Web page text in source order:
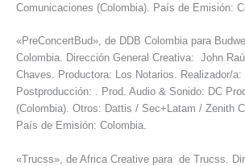
Comunicaciones (Colombia). País de Emisión:
«PreConcertBud», de DDB Colombia para
Colombia. Dirección General Creativa: John
Chaves. Productora: Los Notarios. Realizador/a:
Postproducción: . Prod. Audio & Sonido: DC
(Colombia). Otros: Dattis / Sec+Latam / Zenith
País de Emisión: Colombia.
«Trucss», de Africa Creative para de Trucss.